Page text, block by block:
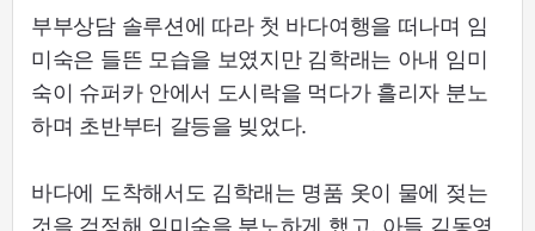
부부상담 솔루션에 따라 첫 바다여행을 떠나며 임
미숙은 들뜬 모습을 보였지만 김학래는 아내 임미
숙이 슈퍼카 안에서 도시락을 먹다가 흘리자 분노
하며 초반부터 갈등을 빚었다.
바다에 도착해서도 김학래는 명품 옷이 물에 젖는
것을 걱정해 임미숙을 분노하게 했고, 아들 김동영